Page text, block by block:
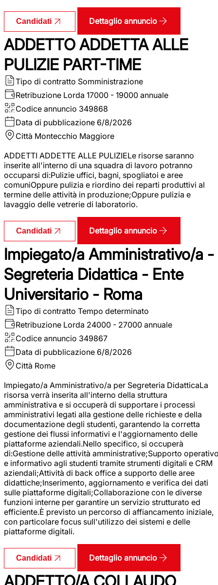
Candidati Dettaglio annuncio
ADDETTO ADDETTA ALLE
PULIZIE PART-TIME
Tipo di contratto Somministrazione
Retribuzione Lorda 17000 - 19000 annuale
Codice annuncio 349868
Data di pubblicazione 6/8/2026
Città Montecchio Maggiore
ADDETTI ADDETTE ALLE PULIZIELe risorse saranno
inserite all'interno di una squadra di lavoro potranno
occuparsi di:Pulizie uffici, bagni, spogliatoi e aree
comuniOppure pulizia e riordino dei reparti produttivi al
termine delle attività in produzione;Oppure pulizia e
lavaggio delle vetrerie di laboratorio.
Candidati Dettaglio annuncio
Impiegato/a Amministrativo/a -
Segreteria Didattica - Ente
Universitario - Roma
Tipo di contratto Tempo determinato
Retribuzione Lorda 24000 - 27000 annuale
Codice annuncio 349867
Data di pubblicazione 6/8/2026
Città Rome
Impiegato/a Amministrativo/a per Segreteria DidatticaLa
risorsa verrà inserita all'interno della struttura
amministrativa e si occuperà di supportare i processi
amministrativi legati alla gestione delle richieste e della
documentazione degli studenti, garantendo la corretta
gestione dei flussi informativi e l'aggiornamento delle
piattaforme aziendali.Nello specifico, si occuperà
di:Gestione delle attività amministrative;Supporto
e informativo agli studenti tramite strumenti digitali e CRM
aziendali;Attività di back office a supporto delle aree
didattiche;Inserimento, aggiornamento e verifica dei dati
sulle piattaforme digitali;Collaborazione con le diverse
funzioni interne per garantire un servizio strutturato ed
efficiente.È previsto un percorso di affiancamento iniziale,
con particolare focus sull'utilizzo dei sistemi e delle
piattaforme digitali.
Candidati Dettaglio annuncio
ADDETTO/A COLLAUDO